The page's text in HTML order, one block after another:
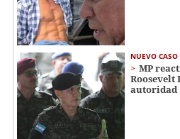
NUEVO CASO
MP
Roosevelt
autoridad